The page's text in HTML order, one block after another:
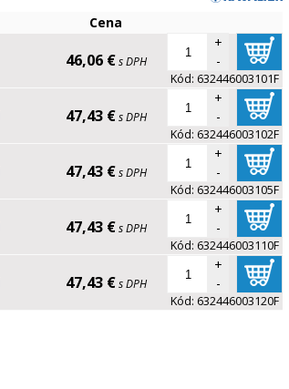
Cena
46,06 € s DPH
+
-
Kód: 632446003101F
47,43 € s DPH
+
-
Kód: 632446003102F
47,43 € s DPH
+
-
Kód: 632446003105F
47,43 € s DPH
+
-
Kód: 632446003110F
47,43 € s DPH
+
-
Kód: 632446003120F